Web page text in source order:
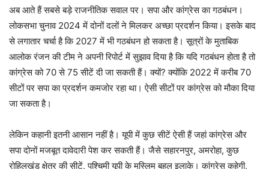
अब आते हैं सबसे बड़े राजनीतिक सवाल पर। सपा और कांग्रेस का गठबंधन।
लोकसभा चुनाव 2024 में दोनों दलों ने मिलकर अच्छा प्रदर्शन किया। इसके बाद
से लगातार चर्चा है कि 2027 में भी गठबंधन हो सकता है। सूत्रों के मुताबिक
आलोक रंजन की टीम ने अपनी रिपोर्ट में सुझाव दिया है कि यदि गठबंधन होता है तो
कांग्रेस को 70 से 75 सीटें दी जा सकती हैं। क्यों? क्योंकि 2022 में करीब 70
सीटों पर सपा का प्रदर्शन कमजोर रहा था। ऐसी सीटों पर कांग्रेस को मौका दिया
जा सकता है।
लेकिन कहानी इतनी आसान नहीं है। यूपी में कुछ सीटें ऐसी हैं जहां कांग्रेस और
सपा दोनों मजबूत दावेदारी पेश कर सकती हैं। जैसे सहारनपुर, अमरोहा, कुछ
रोहिलखंड क्षेत्र की सीटें, पश्चिमी यूपी के मुस्लिम बहुल इलाके। कांग्रेस कहेगी,